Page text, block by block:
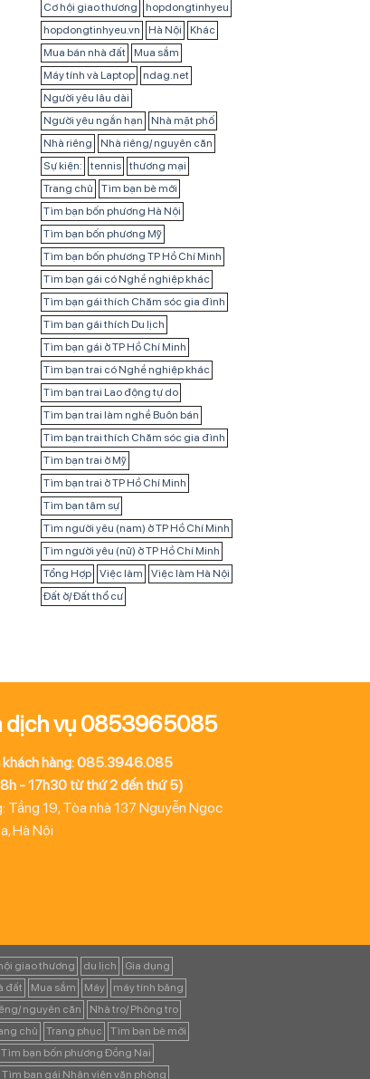
Cơ hội giao thương
hopdongtinhyeu
hopdongtinhyeu.vn
Hà Nội
Khác
Mua bán nhà đất
Mua sắm
Máy tính và Laptop
ndag.net
Người yêu lâu dài
Người yêu ngắn hạn
Nhà mặt phố
Nhà riêng
Nhà riêng/ nguyên căn
Sự kiện:
tennis
thương mại
Trang chủ
Tìm bạn bè mới
Tìm bạn bốn phương Hà Nội
Tìm bạn bốn phương Mỹ
Tìm bạn bốn phương TP Hồ Chí Minh
Tìm bạn gái có Nghề nghiệp khác
Tìm bạn gái thích Chăm sóc gia đình
Tìm bạn gái thích Du lịch
Tìm bạn gái ở TP Hồ Chí Minh
Tìm bạn trai có Nghề nghiệp khác
Tìm bạn trai Lao động tự do
Tìm bạn trai làm nghề Buôn bán
Tìm bạn trai thích Chăm sóc gia đình
Tìm bạn trai ở Mỹ
Tìm bạn trai ở TP Hồ Chí Minh
Tìm bạn tâm sự
Tìm người yêu (nam) ở TP Hồ Chí Minh
Tìm người yêu (nữ) ở TP Hồ Chí Minh
Tổng Hợp
Việc làm
Việc làm Hà Nội
Đất ở/ Đất thổ cư
dịch vụ 0853965085
khách hàng: 085.3946.085
- 17h30 từ thứ 2 đến thứ 5)
Tầng 19, Tòa nhà 137 Nguyễn Ngọc
Hà Nội
giao thương du lịch
Gia dụng
đất Mua sắm Máy
máy tính bảng
nguyên căn
Nhà trọ/ Phòng trọ
chủ Trang phục
Tìm bạn bè mới
Tìm bạn bốn phương Đồng Nai
Tìm bạn gái Nhân viên văn phòng